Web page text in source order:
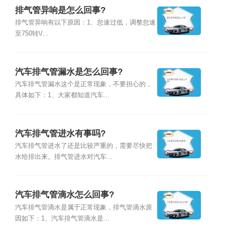
排气管异响是怎么回事?
排气管异响有以下原因：1、怠速过低，调整怠速
至750转\/...
汽车排气管漏水是怎么回事?
汽车排气管漏水这个是正常现象，不要担心的，
具体如下：1、大家都知道汽车...
汽车排气管进水有事吗?
汽车排气管进水了还是比较严重的，需要尽快把
水给排出来。排气管进水对汽车...
汽车排气管滴水怎么回事?
汽车排气管滴水是属于正常现象，排气管滴水原
因如下：1、汽车排气管滴水是...